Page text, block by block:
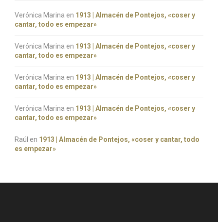
Verónica Marina en 1913 | Almacén de Pontejos, «coser y
cantar, todo es empezar»
Verónica Marina en 1913 | Almacén de Pontejos, «coser y
cantar, todo es empezar»
Verónica Marina en 1913 | Almacén de Pontejos, «coser y
cantar, todo es empezar»
Verónica Marina en 1913 | Almacén de Pontejos, «coser y
cantar, todo es empezar»
Raúl en 1913 | Almacén de Pontejos, «coser y cantar, todo
es empezar»